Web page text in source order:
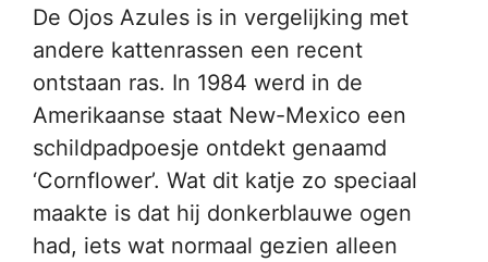
De Ojos Azules is in vergelijking met
andere kattenrassen een recent
ontstaan ras. In 1984 werd in de
Amerikaanse staat New-Mexico een
schildpadpoesje ontdekt genaamd
‘Cornflower’. Wat dit katje zo speciaal
maakte is dat hij donkerblauwe ogen
had, iets wat normaal gezien alleen